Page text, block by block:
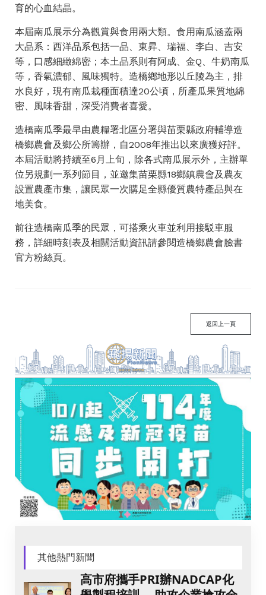
育的心血結晶。
本屆南瓜展示分為觀賞與食用兩大類。食用南瓜涵蓋兩
大品系：西洋品系包括一品、東昇、瑞福、李白、吉安
等，口感細緻綿密；本土品系則有阿成、金Q、牛奶南瓜
等，香氣濃郁、風味獨特。造橋鄉地形以丘陵為主，排
水良好，現有南瓜栽種面積達20公頃，所產瓜果質地綿
密、風味香甜，深受消費者喜愛。
造橋南瓜季最早由農糧署北區分署與苗栗縣政府輔導造
橋鄉農會及鄉公所籌辦，自2008年推出以來廣獲好評。
本屆活動將持續至6月上旬，除各式南瓜展示外，主辦單
位另規劃一系列節目，並邀集苗栗縣18鄉鎮農會及農友
設置農產市集，讓民眾一次購足全縣優質農特產品與在
地美食。
前往造橋南瓜季的民眾，可搭乘火車並利用接駁車服
務，詳細時刻表及相關活動資訊請參閱造橋鄉農會臉書
官方粉絲頁。
返回上一頁
其他熱門新聞
高市府攜手PRI辦NADCAP化